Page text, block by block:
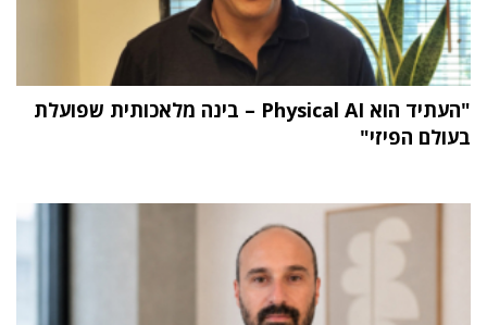
"העתיד הוא Physical AI – בינה מלאכותית שפועלת
בעולם הפיזי"